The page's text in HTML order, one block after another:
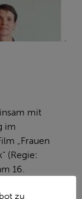
mit
im
„Frauen
(Regie:
16.
zu